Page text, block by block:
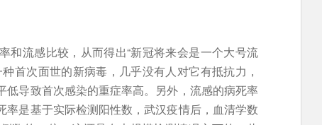
和流感比较，从而得出“新冠将来会是一个大号流
首次面世的新病毒，几乎没有人对它有抵抗力，
导致首次感染的重症率高。另外，流感的病死率
是基于实际检测阳性数，武汉疫情后，血清学数